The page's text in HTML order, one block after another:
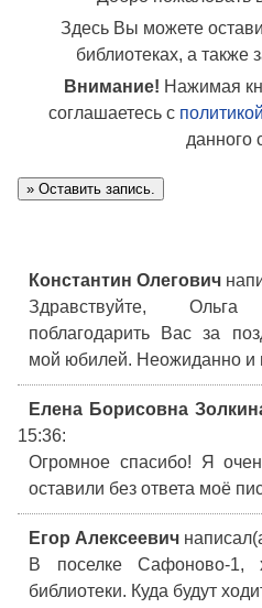
Здесь Вы можете
библиотеках, а также
Внимание! Нажимая
соглашаетесь с
данного
Константин Олегович
Здравствуйте,
поблагодарить Вас за
мой юбилей. Неожиданно и
Елена Борисовна
15:36:
Огромное спасибо! Я
оставили без ответа моё
Егор Алексеевич
В поселке Сафоново-1,
библиотеки. Куда будут